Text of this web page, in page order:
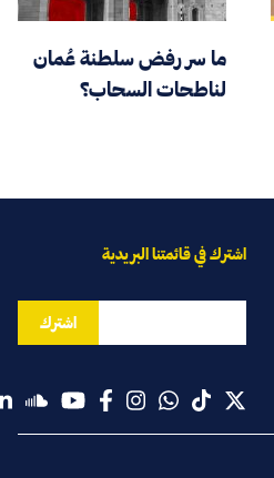
ما سر رفض سلطنة عُمان
لناطحات السحاب؟
اشترك في قائمتنا البريدية
اشترك